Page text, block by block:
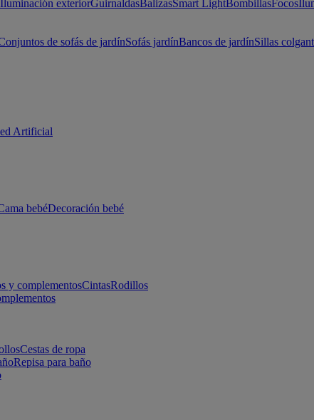
Iluminación exteriorGuirnaldasBalizasSmart LightBombillasFocos
de sofás de jardínSofás jardínBancos de jardínSillas
Artificial
bebéDecoración bebé
y complementosCintasRodillos
Cestas de ropa
Repisa para baño